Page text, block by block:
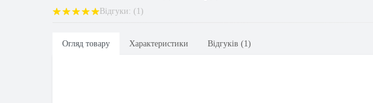
Відгуки: (1)
Огляд товару Характеристики Відгуків (1)